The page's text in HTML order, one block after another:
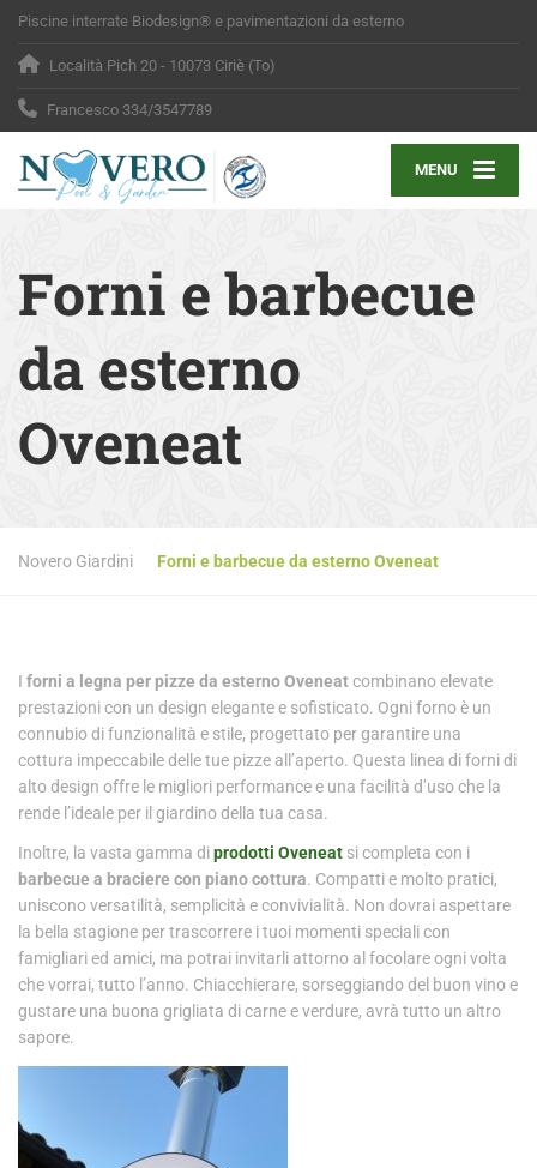
Piscine interrate Biodesign® e pavimentazioni da esterno
Località Pich 20 - 10073 Ciriè (To)
Francesco 334/3547789
MENU
Forni e barbecue
da esterno
Oveneat
Novero Giardini Forni e barbecue da esterno Oveneat
I forni a legna per pizze da esterno Oveneatcombinano elevate
prestazioni con un design elegante e sofisticato. Ogni forno è un
connubio di funzionalità e stile, progettato per garantire una
cottura impeccabile delle tue pizze all’aperto. Questa linea di forni di
alto design offre le migliori performance e una facilità d’uso che la
rende l’ideale per il giardino della tua casa.
Inoltre, la vasta gamma diprodotti Oveneat si completa con i
barbecue a braciere con piano cottura. Compatti e molto pratici,
uniscono versatilità, semplicità e convivialità. Non dovrai aspettare
la bella stagione per trascorrere i tuoi momenti speciali con
famigliari ed amici, ma potrai invitarli attorno al focolare ogni volta
che vorrai, tutto l’anno. Chiacchierare, sorseggiando del buon vino e
gustare una buona grigliata di carne e verdure, avrà tutto un altro
sapore.